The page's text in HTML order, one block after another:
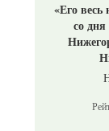
«Его
со